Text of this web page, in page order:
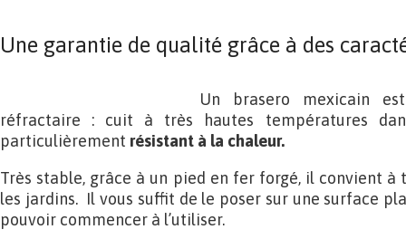
Une garantie de qualité grâce à des
Un brasero mexicain
réfractaire : cuit à très hautes températures
particulièrement résistant à la chaleur.
Très stable, grâce à un pied en fer forgé, il convient à
les jardins. Il vous suffit de le poser sur une surface
pouvoir commencer à l’utiliser.